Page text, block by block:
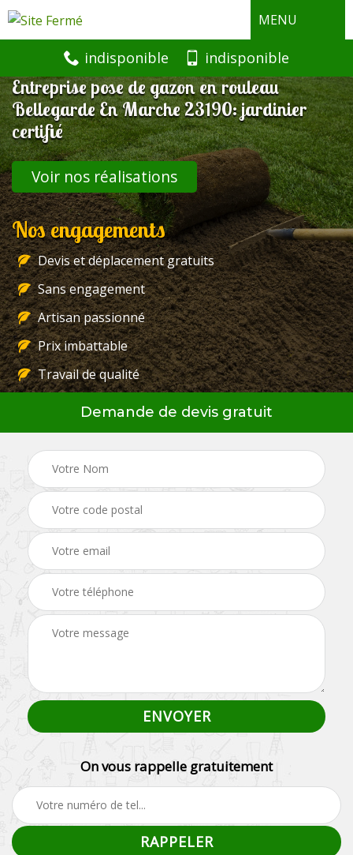
MENU
indisponible indisponible
Entreprise pose de gazon en rouleau
Bellegarde En Marche 23190: jardinier
certifié
Voir nos réalisations
Nos engagements
Devis et déplacement gratuits
Sans engagement
Artisan passionné
Prix imbattable
Travail de qualité
Demande de devis gratuit
On vous rappelle gratuitement